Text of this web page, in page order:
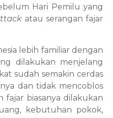
Hari Pemilu yang
atau serangan fajar
lebih familiar dengan
dilakukan menjelang
sudah semakin cerdas
dan tidak mencoblos
fajar biasanya dilakukan
kebutuhan pokok,